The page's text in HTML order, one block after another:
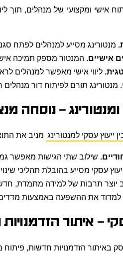
אישי ומקצועי של מנהלים, תוך
מנטורינג מסייע למנהלים לפתח
אישיים. המנטור מספק תמיכה
ליווי אישי מאפשר למנהלים
. מנטורינג תורם לפיתוח דור
ומנטורינג – נוסחה
ייעוץ עסקי למנטורינג מניב את
שילוב שתי הגישות מאפשר
עסקי מסייע בהובלת תהליכי
יוצר תרבות של למידה מתמדת,
למדוד את ההשפעה באמצעות מדדים
– איתור
באיתור הזדמנויות חדשות,